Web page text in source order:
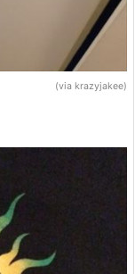
(via krazyjakee)